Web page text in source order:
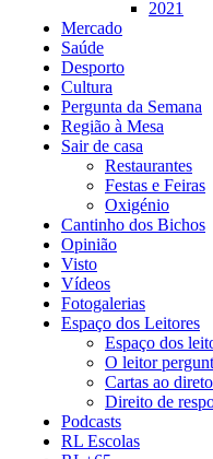
2021
Mercado
Saúde
Desporto
Cultura
Pergunta da Semana
Região à Mesa
Sair de casa
Restaurantes
Festas e Feiras
Oxigénio
Cantinho dos Bichos
Opinião
Visto
Vídeos
Fotogalerias
Espaço dos Leitores
Espaço dos
O leitor
Cartas ao
Direito de
Podcasts
RL Escolas